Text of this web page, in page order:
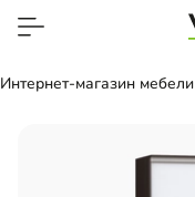
Интернет-магазин мебели